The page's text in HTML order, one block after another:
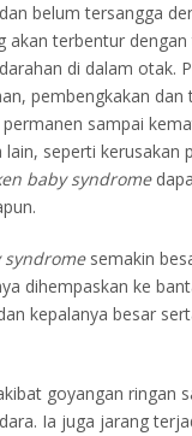
belum tersangga
akan terbentur
di dalam otak.
pembengkakan
sampai
seperti
baby syndrome
syndromesemakin
dihempaskan ke
kepalanya besar
goyangan ringan
Ia juga jarang